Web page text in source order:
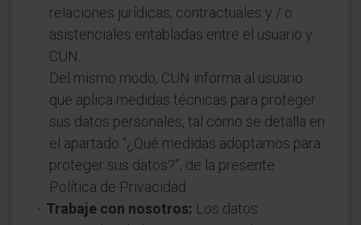
relaciones jurídicas, contractuales y / o
asistenciales entabladas entre el usuario y
CUN.
Del mismo modo, CUN informa al usuario
que aplica medidas técnicas para proteger
sus datos personales, tal como se detalla en
el apartado “¿Qué medidas adoptamos para
proteger sus datos?”, de la presente
Política de Privacidad.
Trabaje con nosotros: Los datos